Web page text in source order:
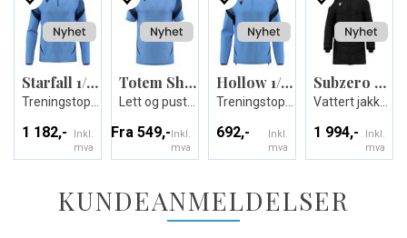
Starfall 1/4 zip
1 182,-
Inkl.
mva
Totem Shirt
Lett og pustende spillertrøye
Fra 549,-Inkl.
mva
Hollow 1/4 zip
692,-
Inkl.
mva
Subzero Padded Jacket
Vattert jakke – Maks varme. Minimal vekt
1 994,-
Inkl.
mva
KUNDEANMELDELSER